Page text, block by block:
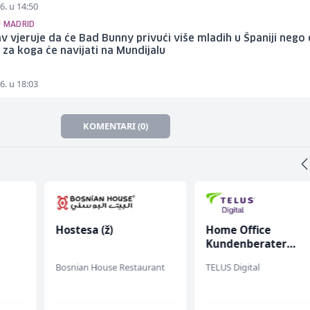
u 14:50
MADRID
vjeruje da će Bad Bunny privući više mladih u Španiji nego
koga će navijati na Mundijalu
u 18:03
KOMENTARI (0)
Hostesa (ž)
Bosnian House Restaurant
Home Office
Kundenberater
renommiertes
TELUS Digital